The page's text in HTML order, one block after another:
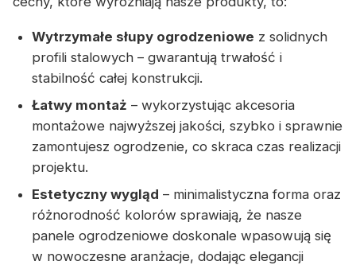
Wytrzymałe słupy ogrodzeniowe z solidnych
profili stalowych – gwarantują trwałość i
stabilność całej konstrukcji.
Łatwy montaż – wykorzystując akcesoria
montażowe najwyższej jakości, szybko i sprawnie
zamontujesz ogrodzenie, co skraca czas realizacji
projektu.
Estetyczny wygląd – minimalistyczna forma oraz
różnorodność kolorów sprawiają, że nasze
panele ogrodzeniowe doskonale wpasowują się
w nowoczesne aranżacje, dodając elegancji